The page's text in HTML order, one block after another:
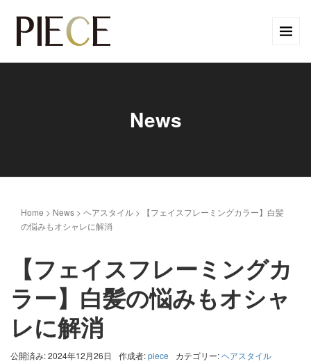
News
Home > News > ヘアスタイル >
【フェイスフレーミングカラー】白髪
の悩みもオシャレに解消
【フェイスフレーミングカ
ラー】白髪の悩みもオシャ
レに解消
公開済み: 2024年12月26日 作成者:piece カテゴリー:ヘアスタイル